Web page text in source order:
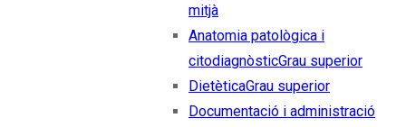
mitjà
Anatomia patològica i
citodiagnòsticGrau superior
DietèticaGrau superior
Documentació i administració